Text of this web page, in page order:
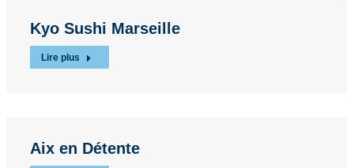
Kyo Sushi Marseille
Lire plus
Aix en Détente